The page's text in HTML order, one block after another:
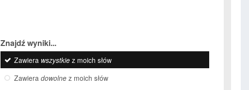
Znajdź wyniki...
Zawiera wszystkiez moich słów
Zawiera dowolnez moich słów